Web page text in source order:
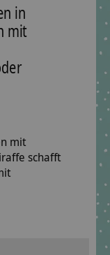
in
mit
mit
schafft